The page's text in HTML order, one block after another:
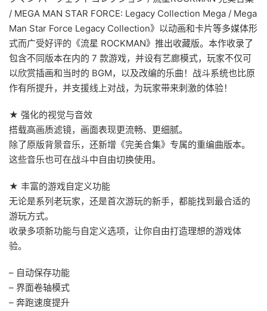
/ MEGA MAN STAR FORCE: Legacy Collection Mega / Mega
Man Star Force Legacy Collection》以动画和卡片等多媒体形
式而广受好评的《流星 ROCKMAN》推出收藏版。本作收录了
包含不同版本在内的 7 款游戏，并设有艺廊模式，玩家不仅可
以欣赏插画和当时的 BGM，以及改编的乐曲！战斗系统也比原
作有所提升，并支援线上对战，为玩家带来刺激的体验！
★ 强化的视觉与音效
搭载高画质滤镜，画面表现更流畅、更细腻。
除了原版背景音乐，还新增《完美合集》专属的重编曲版本。
这些音乐也可在战斗中自由切换使用。
★ 丰富的游戏自定义功能
无论是系列老玩家，还是首次游玩的新手，都能找到最合适的
游玩方式。
收录多项新功能与自定义选项，让你自由打造理想的游戏体
验。
– 自动保存功能
– 界面卷轴模式
– 奔跑速度提升